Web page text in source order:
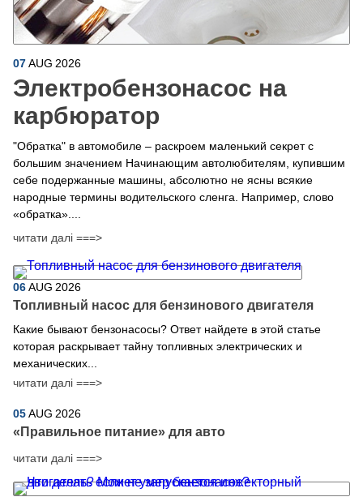
07AUG 2026
Электробензонасос на
карбюратор
"Обратка" в автомобиле – раскроем маленький секрет с
большим значением Начинающим автолюбителям, купившим
себе подержанные машины, абсолютно не ясны всякие
народные термины водительского сленга. Например, слово
«обратка»....
читати далі ===>
06AUG 2026
Топливный насос для бензинового двигателя
Какие бывают бензонасосы? Ответ найдете в этой статье
которая раскрывает тайну топливных электрических и
механических...
читати далі ===>
05AUG 2026
​«Правильное питание» для авто
читати далі ===>